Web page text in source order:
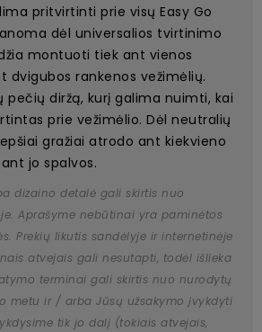
pritvirtinti prie visų Easy Go
dėl universalios tvirtinimo
montuoti tiek ant vienos
dvigubos rankenos vežimėlių.
pečių diržą, kurį galima nuimti, kai
prie vežimėlio. Dėl neutralių
gražiai atrodo ant kiekvieno
jo spalvos.
dizaino detalė gali skirtis nuo
Aprašyme nebūtinai yra paminėtos
Prekių likutis sandėlyje ir internetinėje
atvejais gali nesutapti, todėl išlieka
terminai gali skirtis nuo nurodytų
metu ir / arba Jūsų užsakymo įvykdyti
tik jo dalį (tokiais atvejais,